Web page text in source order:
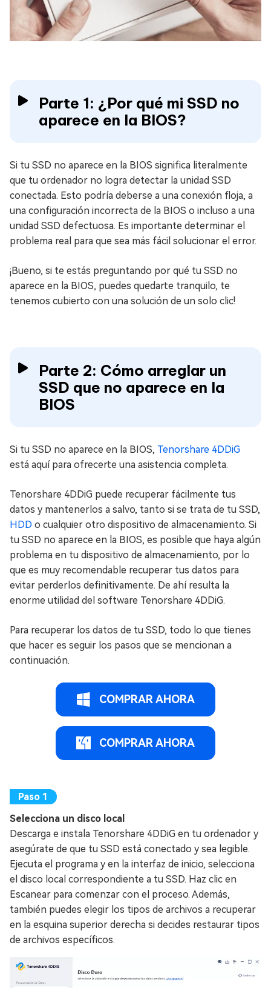
Parte 1: ¿Por qué mi SSD no
aparece en la BIOS?
Si tu SSD no aparece en la BIOS significa literalmente
que tu ordenador no logra detectar la unidad SSD
conectada. Esto podría deberse a una conexión floja, a
una configuración incorrecta de la BIOS o incluso a una
unidad SSD defectuosa. Es importante determinar el
problema real para que sea más fácil solucionar el error.
¡Bueno, si te estás preguntando por qué tu SSD no
aparece en la BIOS, puedes quedarte tranquilo, te
tenemos cubierto con una solución de un solo clic!
Parte 2: Cómo arreglar un
SSD que no aparece en la
BIOS
Si tu SSD no aparece en la BIOS, Tenorshare 4DDiG
está aquí para ofrecerte una asistencia completa.
Tenorshare 4DDiG puede recuperar fácilmente tus
datos y mantenerlos a salvo, tanto si se trata de tu SSD,
HDD o cualquier otro dispositivo de almacenamiento. Si
tu SSD no aparece en la BIOS, es posible que haya algún
problema en tu dispositivo de almacenamiento, por lo
que es muy recomendable recuperar tus datos para
evitar perderlos definitivamente. De ahí resulta la
enorme utilidad del software Tenorshare 4DDiG.
Para recuperar los datos de tu SSD, todo lo que tienes
que hacer es seguir los pasos que se mencionan a
continuación.
COMPRAR AHORA
COMPRAR AHORA
Selecciona un disco local
Descarga e instala Tenorshare 4DDiG en tu ordenador y
asegúrate de que tu SSD está conectado y sea legible.
Ejecuta el programa y en la interfaz de inicio, selecciona
el disco local correspondiente a tu SSD. Haz clic en
Escanear para comenzar con el proceso. Además,
también puedes elegir los tipos de archivos a recuperar
en la esquina superior derecha si decides restaurar tipos
de archivos específicos.